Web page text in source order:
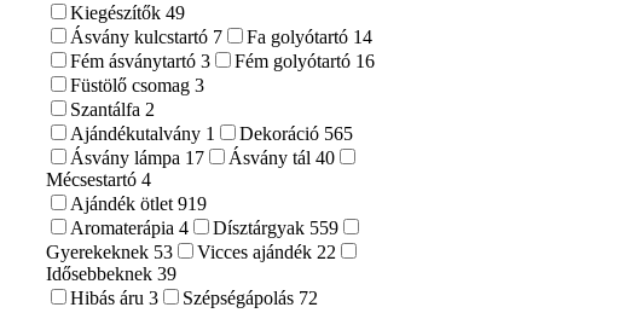
Kiegészítők 49
Ásvány kulcstartó 7 Fa golyótartó 14
Fém ásványtartó 3 Fém golyótartó 16
Füstölő csomag 3
Szantálfa 2
Ajándékutalvány 1 Dekoráció 565
Ásvány lámpa 17 Ásvány tál 40
Mécsestartó 4
Ajándék ötlet 919
Aromaterápia 4 Dísztárgyak 559
Gyerekeknek 53 Vicces ajándék 22
Idősebbeknek 39
Hibás áru 3 Szépségápolás 72